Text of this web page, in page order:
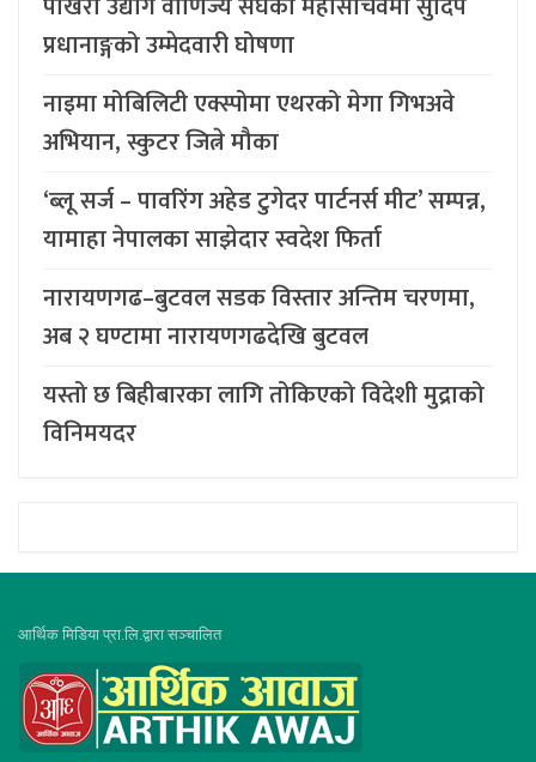
प्रधानाङ्गको उम्मेदवारी घोषणा
नाइमा मोबिलिटी एक्स्पोमा एथरको मेगा गिभअवे
अभियान, स्कुटर जित्ने मौका
‘ब्लू सर्ज – पावरिंग अहेड टुगेदर पार्टनर्स मीट’ सम्पन्न,
यामाहा नेपालका साझेदार स्वदेश फिर्ता
नारायणगढ–बुटवल सडक विस्तार अन्तिम चरणमा,
अब २ घण्टामा नारायणगढदेखि बुटवल
यस्तो छ बिहीबारका लागि तोकिएको विदेशी मुद्राको
विनिमयदर
आर्थिक मिडिया प्रा.लि.द्वारा सञ्चालित